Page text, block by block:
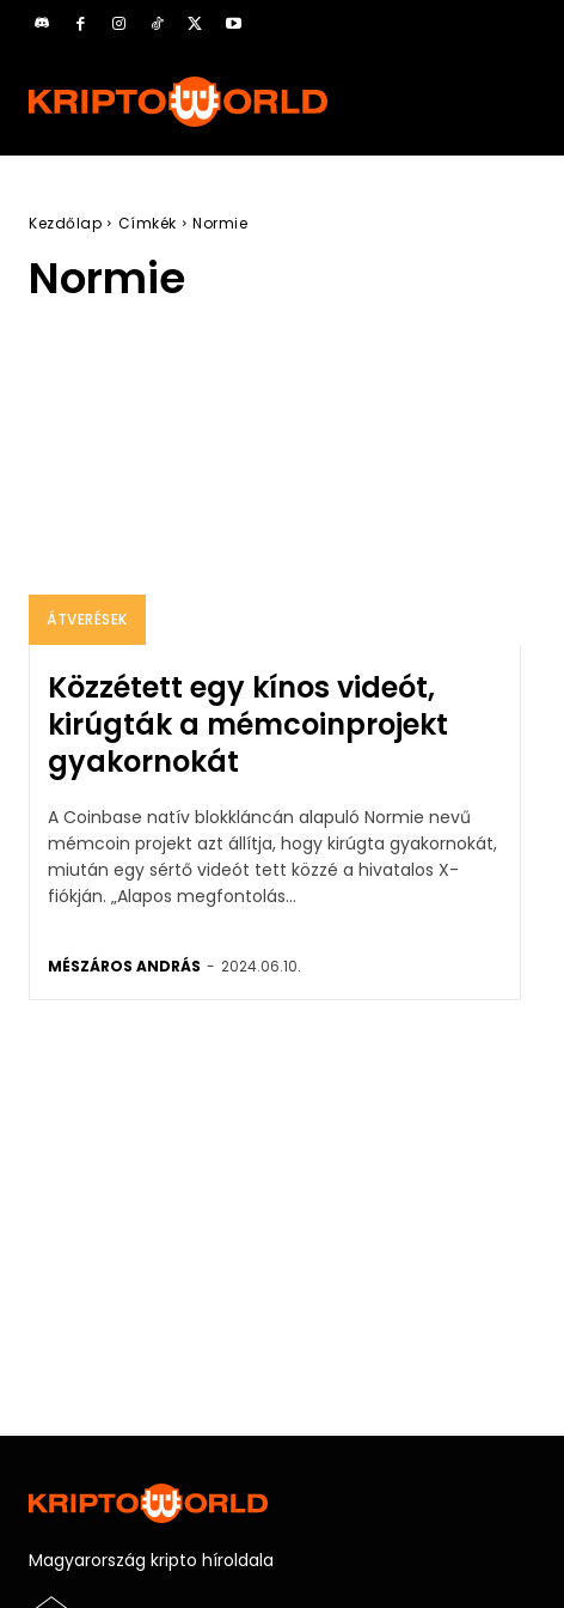
Kezdőlap Címkék Normie
Normie
ÁTVERÉSEK
Közzétett egy kínos videót,
kirúgták a mémcoinprojekt
gyakornokát
A Coinbase natív blokkláncán alapuló Normie nevű
mémcoin projekt azt állítja, hogy kirúgta gyakornokát,
miután egy sértő videót tett közzé a hivatalos X-
fiókján. „Alapos megfontolás...
MÉSZÁROS ANDRÁS - 2024.06.10.
Magyarország kripto híroldala